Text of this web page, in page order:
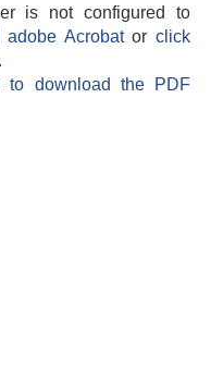
is not configured to
adobe Acrobatorclick
to download the PDF